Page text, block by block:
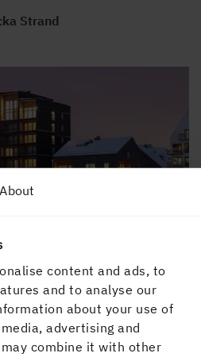
About
content and ads, to
and to analyse our
about your use of
advertising and
combine it with other
Strand